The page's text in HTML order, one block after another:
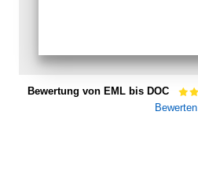
Bewertung von EML bis DOC
Bewerten